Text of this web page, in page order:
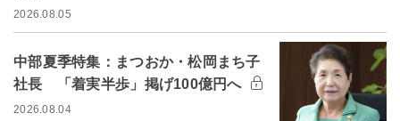
2026.08.05
中部夏季特集：まつおか・松岡まち子
社長 「着実半歩」掲げ100億円へ
2026.08.04